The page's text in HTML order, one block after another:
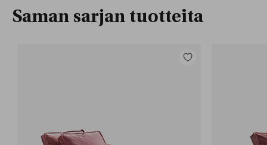
Saman sarjan tuotteita
Lisää